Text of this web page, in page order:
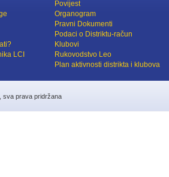
LCI
Povijest
Organogram
Pravni Dokumenti
Podaci o Distriktu-račun
Klubovi
Rukovodstvo Leo
Plan aktivnosti distrikta i klubova
sva prava pridržana